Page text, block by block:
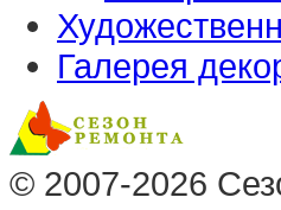
Галерея
© 2007-2026